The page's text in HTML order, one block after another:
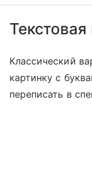
Текстовая
Классический
картинку с
переписать в